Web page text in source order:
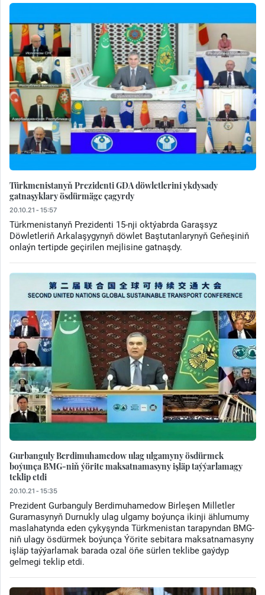
Türkmenistanyň Prezidenti GDA döwletlerini ykdysady
gatnaşyklary ösdürmäge çagyrdy
20.10.21 - 15:57
Türkmenistanyň Prezidenti 15-nji oktýabrda Garaşsyz
Döwletleriň Arkalaşygynyň döwlet Baştutanlarynyň Geňeşiniň
onlaýn tertipde geçirilen mejlisine gatnaşdy.
Gurbanguly Berdimuhamedow ulag ulgamyny ösdürmek
boýunça BMG-niň ýörite maksatnamasyny işläp taýýarlamagy
teklip etdi
20.10.21 - 15:35
Prezident Gurbanguly Berdimuhamedow Birleşen Milletler
Guramasynyň Durnukly ulag ulgamy boýunça ikinji ählumumy
maslahatynda eden çykyşynda Türkmenistan tarapyndan BMG-
niň ulagy ösdürmek boýunça Ýörite sebitara maksatnamasyny
işläp taýýarlamak barada ozal öňe sürlen teklibe gaýdyp
gelmegi teklip etdi.